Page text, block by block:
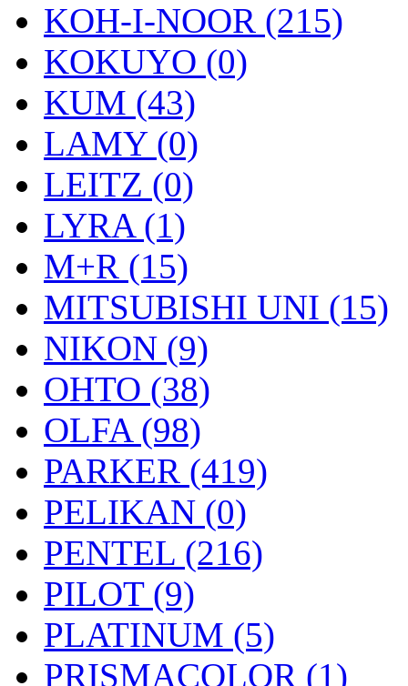
KOH-I-NOOR (215)
KOKUYO (0)
KUM (43)
LAMY (0)
LEITZ (0)
LYRA (1)
M+R (15)
MITSUBISHI UNI (15)
NIKON (9)
OHTO (38)
OLFA (98)
PARKER (419)
PELIKAN (0)
PENTEL (216)
PILOT (9)
PLATINUM (5)
PRISMACOLOR (1)